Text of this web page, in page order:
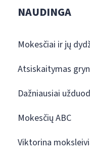
NAUDINGA
Mokesčiai ir jų
Atsiskaitymas
Dažniausiai
Mokesčių ABC
Viktorina